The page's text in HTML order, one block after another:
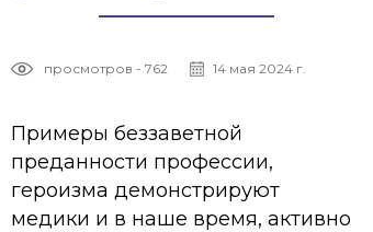
просмотров - 762 14 мая 2024 г.
Примеры беззаветной
преданности профессии,
героизма демонстрируют
медики и в наше время, активно